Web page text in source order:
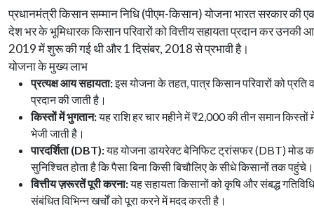
प्रधानमंत्री किसान सम्मान निधि (पीएम-किसान) योजना भारत सरकार की
देश भर के भूमिधारक किसान परिवारों को वित्तीय सहायता प्रदान कर उनकी
2019 में शुरू की गई थी और 1 दिसंबर, 2018 से प्रभावी है।
योजना के मुख्य लाभ
प्रत्यक्ष आय सहायता:इस योजना के तहत, पात्र किसान परिवारों को प्रति
प्रदान की जाती है।
किस्तों में भुगतान:यह राशि हर चार महीने में ₹2,000 की तीन समान किस्तों
भेजी जाती है।
पारदर्शिता (DBT):यह योजना डायरेक्ट बेनिफिट ट्रांसफर (DBT) मोड
सुनिश्चित होता है कि पैसा बिना किसी बिचौलिए के सीधे किसानों तक पहुंचे।
वित्तीय ज़रूरतें पूरी करना:यह सहायता किसानों को कृषि और संबद्ध
संबंधित विभिन्न खर्चों को पूरा करने में मदद करती है।